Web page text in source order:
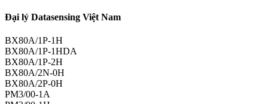
Đại lý Datasensing Việt Nam
BX80A/1P-1H
BX80A/1P-1HDA
BX80A/1P-2H
BX80A/2N-0H
BX80A/2P-0H
PM3/00-1A